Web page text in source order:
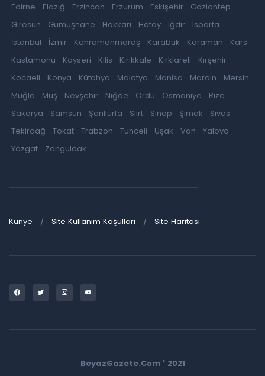
Edirne
Elazığ Erzincan Erzurum Eskişehir
Gaziantep
Giresun
Gümüşhane Hakkari Hatay Iğdır
Isparta
İstanbul
İzmir Kahramanmaraş Karabük Karaman
Kars
Kastamonu
Kayseri Kilis Kırıkkale Kırklareli
Kırşehir
Kocaeli
Konya Kütahya Malatya Manisa Mardin
Mersin
Muğla
Muş Nevşehir Niğde Ordu Osmaniye
Rize
Sakarya
Samsun Şanlıurfa Siirt Sinop Şırnak
Sivas
Tekirdağ
Tokat Trabzon Tunceli Uşak Van
Yalova
Yozgat
Zonguldak
Künye Site Kullanım Koşulları Site Haritası
BeyazGazete.Com ' 2021